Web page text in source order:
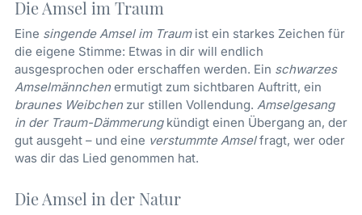
Die Amsel im Traum
Eine singende Amsel im Traumist ein starkes Zeichen für
die eigene Stimme: Etwas in dir will endlich
ausgesprochen oder erschaffen werden. Ein schwarzes
Amselmännchen ermutigt zum sichtbaren Auftritt, ein
braunes Weibchen zur stillen Vollendung. Amselgesang
in der Traum-Dämmerungkündigt einen Übergang an, der
gut ausgeht – und eine verstummte Amselfragt, wer oder
was dir das Lied genommen hat.
Die Amsel in der Natur